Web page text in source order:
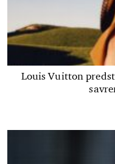
Louis Vuitton